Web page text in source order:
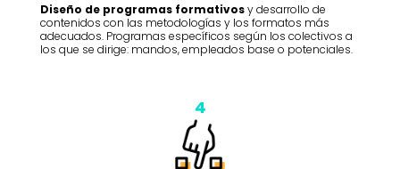
Diseño de programas formativosy desarrollo de
contenidos con las metodologías y los formatos más
adecuados. Programas específicos según los colectivos a
los que se dirige: mandos, empleados base o potenciales.
4